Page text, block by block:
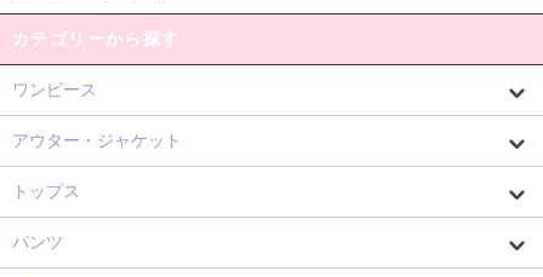
カテゴリーから探す
ワンピース
アウター・ジャケット
トップス
パンツ